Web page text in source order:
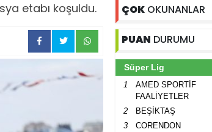
etabı koşuldu.
ÇOK OKUNANLAR
PUAN DURUMU
Süper Lig
1
AMED SPORTİF
FAALİYETLER
2 BEŞİKTAŞ
3
CORENDON